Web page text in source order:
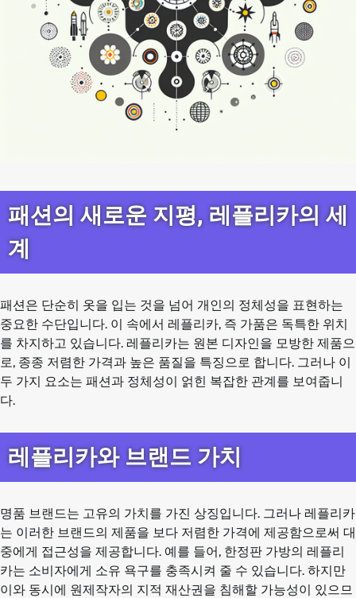
패션의 새로운 지평, 레플리카의 세
계
패션은 단순히 옷을 입는 것을 넘어 개인의 정체성을 표현하는
중요한 수단입니다. 이 속에서 레플리카, 즉 가품은 독특한 위치
를 차지하고 있습니다. 레플리카는 원본 디자인을 모방한 제품으
로, 종종 저렴한 가격과 높은 품질을 특징으로 합니다. 그러나 이
두 가지 요소는 패션과 정체성이 얽힌 복잡한 관계를 보여줍니
다.
레플리카와 브랜드 가치
명품 브랜드는 고유의 가치를 가진 상징입니다. 그러나 레플리카
는 이러한 브랜드의 제품을 보다 저렴한 가격에 제공함으로써 대
중에게 접근성을 제공합니다. 예를 들어, 한정판 가방의 레플리
카는 소비자에게 소유 욕구를 충족시켜 줄 수 있습니다. 하지만
이와 동시에 원제작자의 지적 재산권을 침해할 가능성이 있으므